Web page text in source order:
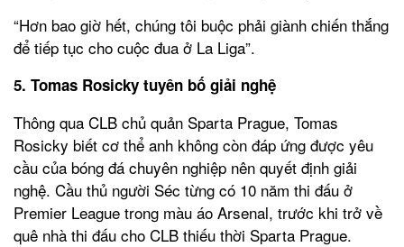
“Hơn bao giờ hết, chúng tôi buộc phải giành chiến thắng
để tiếp tục cho cuộc đua ở La Liga”.
5. Tomas Rosicky tuyên bố giải nghệ
Thông qua CLB chủ quản Sparta Prague, Tomas
Rosicky biết cơ thể anh không còn đáp ứng được yêu
cầu của bóng đá chuyên nghiệp nên quyết định giải
nghệ. Cầu thủ người Séc từng có 10 năm thi đấu ở
Premier League trong màu áo Arsenal, trước khi trở về
quê nhà thi đấu cho CLB thiếu thời Sparta Prague.